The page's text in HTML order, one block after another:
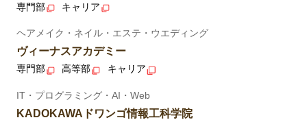
専門部 キャリア
ヘアメイク・ネイル・エステ・ウエディング
ヴィーナスアカデミー
専門部 高等部 キャリア
IT・プログラミング・AI・Web
KADOKAWAドワンゴ情報工科学院